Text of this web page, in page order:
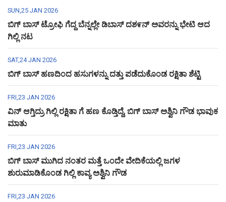
SUN,25 JAN 2026
ಬಿಗ್ ಬಾಸ್ ಟ್ರೋಫಿ ಗೆದ್ದ ಬೆನ್ನಲ್ಲೇ ಡಿಬಾಸ್ ದಶ೯ನ್ ಅವರನ್ನು ಭೇಟಿ ಆದ
ಗಿಲ್ಲಿ ನಟ
SAT,24 JAN 2026
ಬಿಗ್ ಬಾಸ್ ಹಣದಿಂದ ಹಸುಗಳನ್ನು ದತ್ತು ಪಡೆದುಕೊಂಡ ರಕ್ಷಿತಾ ಶೆಟ್ಟಿ
FRI,23 JAN 2026
ವಿನ್ ಆಗ್ತಿದ್ರು ಗಿಲ್ಲಿ ರಕ್ಷಿತಾ ಗೆ ಹಣ ಕೊಡ್ತಿದ್ದೆ, ಬಿಗ್ ಬಾಸ್ ಅಶ್ವಿನಿ ಗೌಡ ಭಾವುಕ
ಮಾತು
FRI,23 JAN 2026
ಬಿಗ್ ಬಾಸ್ ಮುಗಿದ ನಂತರ ಮತ್ತೆ ಒಂದೇ ವೇದಿಕೆಯಲ್ಲಿ ಜಗಳ
ಶುರುಮಾಡಿಕೊಂಡ ಗಿಲ್ಲಿ ಕಾವ್ಯ ಅಶ್ವಿನಿ ಗೌಡ
FRI,23 JAN 2026